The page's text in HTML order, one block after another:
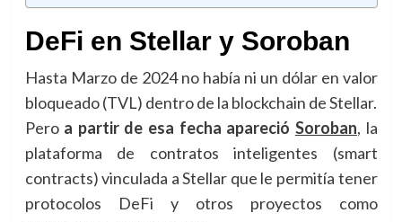
DeFi en Stellar y Soroban
Hasta Marzo de 2024 no había ni un dólar en valor
bloqueado (TVL) dentro de la blockchain de Stellar.
Pero a partir de esa fecha apareció Soroban, la
plataforma de contratos inteligentes (smart
contracts) vinculada a Stellar que le permitía tener
protocolos DeFi y otros proyectos como